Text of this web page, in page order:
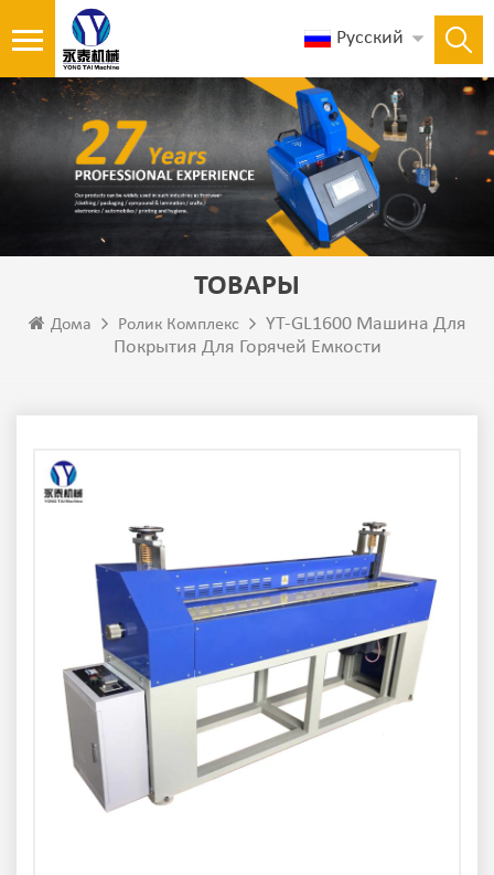
Русский
ТОВАРЫ
Дома Ролик Комплекс
YT-GL1600 Машина Для
Покрытия Для Горячей Емкости